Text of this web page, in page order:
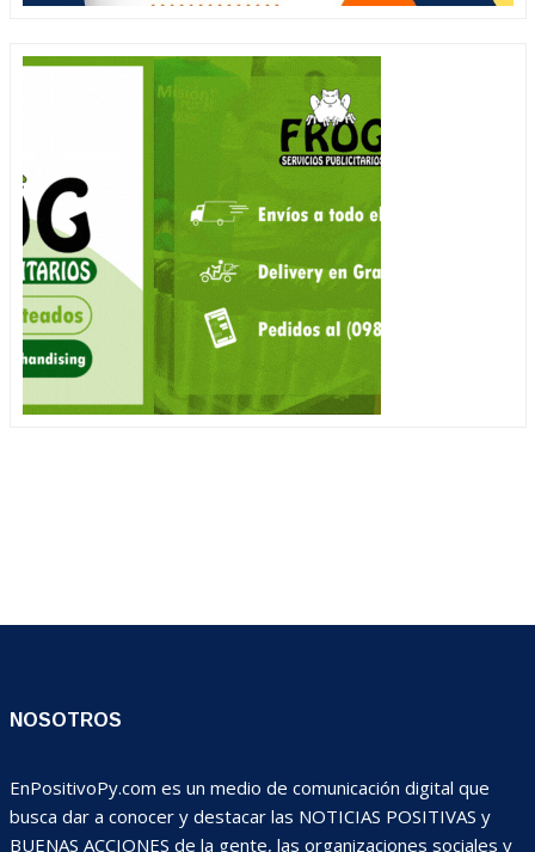
NOSOTROS
EnPositivoPy.com es un medio de comunicación digital que
busca dar a conocer y destacar las NOTICIAS POSITIVAS y
BUENAS ACCIONES de la gente, las organizaciones sociales y